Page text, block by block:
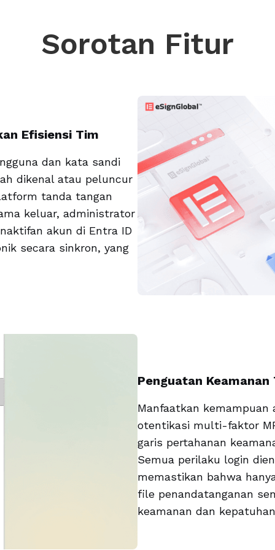
Sorotan Fitur
Efisiensi Tim
dan kata sandi
dikenal atau peluncur
tanda tangan
keluar, administrator
akun di Entra ID
secara sinkron, yang
Penguatan
Manfaatkan
otentikasi multi-faktor
garis pertahanan
Semua perilaku login
memastikan bahwa
file penandatanganan
keamanan dan